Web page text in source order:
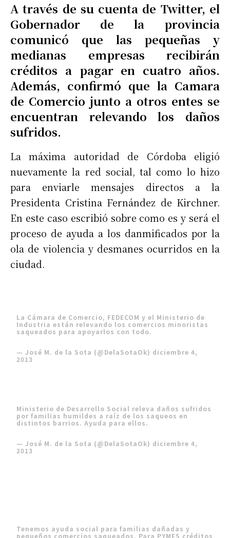
A través de su cuenta de Twitter, el
Gobernador de la provincia
comunicó que las pequeñas y
medianas empresas recibirán
créditos a pagar en cuatro años.
Además, confirmó que la Camara
de Comercio junto a otros entes se
encuentran relevando los daños
sufridos.
La máxima autoridad de Córdoba eligió
nuevamente la red social, tal como lo hizo
para enviarle mensajes directos a la
Presidenta Cristina Fernández de Kirchner.
En este caso escribió sobre como es y será el
proceso de ayuda a los danmificados por la
ola de violencia y desmanes ocurridos en la
ciudad.
La Cámara de Comercio, FEDECOM y el Ministerio de
Industria están relevando los comercios minoristas
saqueados para apoyarlos con todo.
— José M. de la Sota (@DelaSotaOk) diciembre 4,
2013
Ministerio de Desarrollo Social releva daños sufridos
por familias humildes a raíz de los saqueos en
distintos barrios. Ayuda para ellos.
— José M. de la Sota (@DelaSotaOk) diciembre 4,
2013
Tenemos ayuda social para familias dañadas y
pequeños comercios saqueados. Para PYMES créditos